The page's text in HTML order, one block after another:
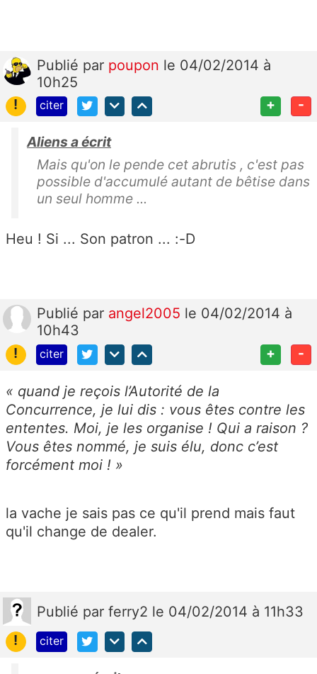
Publié par poupon le 04/02/2014 à
10h25
!
citer + -
Aliens a écrit
Mais qu'on le pende cet abrutis , c'est pas
possible d'accumulé autant de bêtise dans
un seul homme ...
Heu ! Si ... Son patron ... :-D
Publié par angel2005 le 04/02/2014 à
10h43
!
citer + -
« quand je reçois l’Autorité de la
Concurrence, je lui dis : vous êtes contre les
ententes. Moi, je les organise ! Qui a raison ?
Vous êtes nommé, je suis élu, donc c’est
forcément moi ! »
la vache je sais pas ce qu'il prend mais faut
qu'il change de dealer.
Publié par ferry2 le 04/02/2014 à 11h33
!
citer